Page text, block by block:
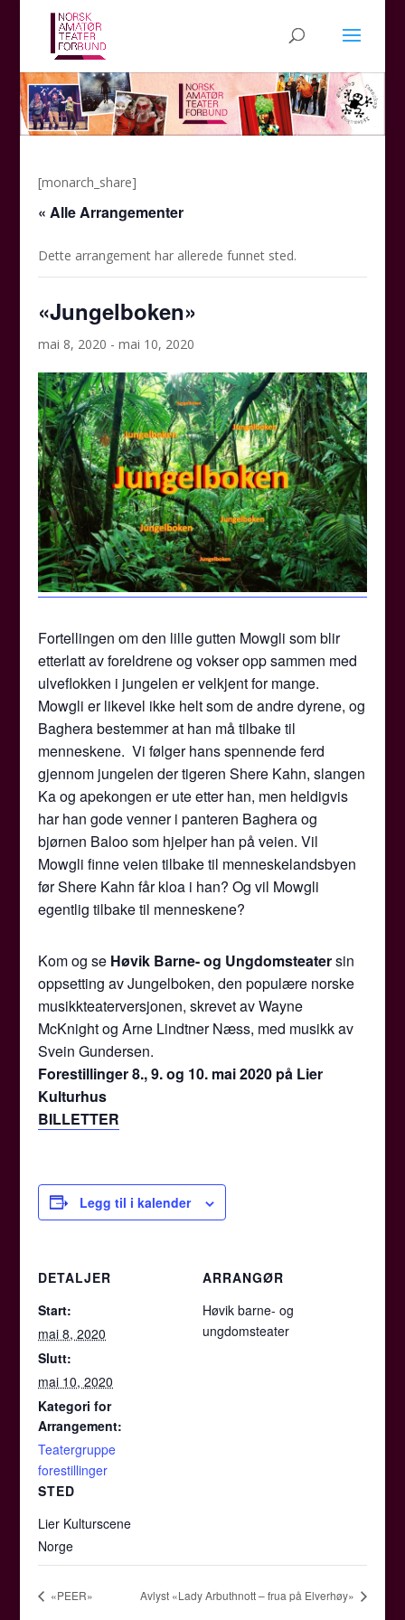
[monarch_share]
« Alle Arrangementer
Dette arrangement har allerede funnet sted.
«Jungelboken»
mai 8, 2020 -mai 10, 2020
Fortellingen om den lille gutten Mowgli som blir
etterlatt av foreldrene og vokser opp sammen med
ulveflokken i jungelen er velkjent for mange.
Mowgli er likevel ikke helt som de andre dyrene, og
Baghera bestemmer at han må tilbake til
menneskene. Vi følger hans spennende ferd
gjennom jungelen der tigeren Shere Kahn, slangen
Ka og apekongen er ute etter han, men heldigvis
har han gode venner i panteren Baghera og
bjørnen Baloo som hjelper han på veien. Vil
Mowgli finne veien tilbake til menneskelandsbyen
før Shere Kahn får kloa i han? Og vil Mowgli
egentlig tilbake til menneskene?
Kom og se Høvik Barne- og Ungdomsteatersin
oppsetting av Jungelboken, den populære norske
musikkteaterversjonen, skrevet av Wayne
McKnight og Arne Lindtner Næss, med musikk av
Svein Gundersen.
Forestillinger 8., 9. og 10. mai 2020 på Lier
Kulturhus
BILLETTER
Legg til i kalender
DETALJER
Start:
mai 8, 2020
Slutt:
mai 10, 2020
Kategori for
Arrangement:
Teatergruppe
forestillinger
STED
Lier Kulturscene
Norge
ARRANGØR
Høvik barne- og
ungdomsteater
«PEER» Avlyst «Lady Arbuthnott – frua på Elverhøy»